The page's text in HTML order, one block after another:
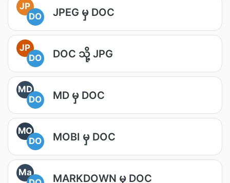
JP
DO
JPEG မှ DOC
JP
DO
DOC သို့ JPG
MD
DO
MD မှ DOC
MO
DO
MOBI မှ DOC
Ma
MARKDOWN မှ DOC